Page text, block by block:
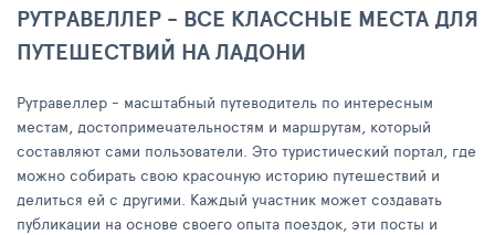
РУТРАВЕЛЛЕР - ВСЕ КЛАССНЫЕ МЕСТА ДЛЯ
ПУТЕШЕСТВИЙ НА ЛАДОНИ
Рутравеллер - масштабный путеводитель по интересным
местам, достопримечательностям и маршрутам, который
составляют сами пользователи. Это туристический портал, где
можно собирать свою красочную историю путешествий и
делиться ей с другими. Каждый участник может создавать
публикации на основе своего опыта поездок, эти посты и